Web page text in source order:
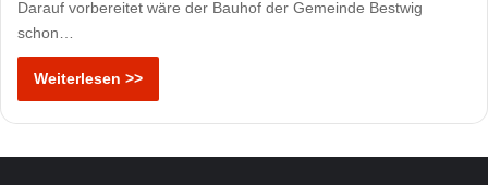
Darauf vorbereitet wäre der Bauhof der Gemeinde Bestwig
schon…
Weiterlesen >>